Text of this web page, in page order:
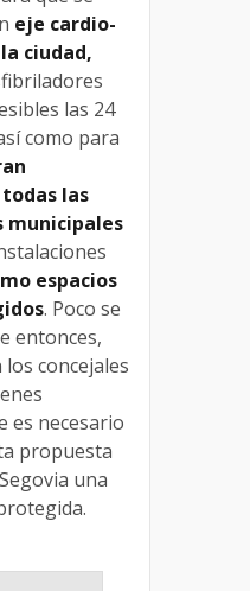
eje cardio-
ciudad,
las 24
como para
las
municipales
espacios
. Poco se
entonces,
concejales
es necesario
propuesta
una